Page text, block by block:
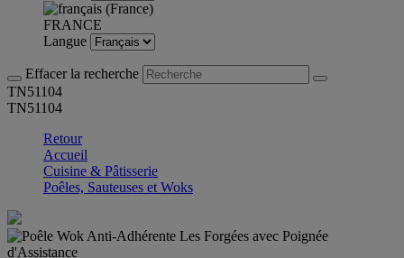
FRANCE
Langue
Effacer la recherche
TN51104
TN51104
Retour
Accueil
Cuisine & Pâtisserie
Poêles, Sauteuses et Woks